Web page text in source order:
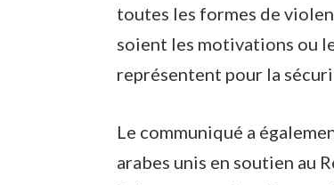
toutes les formes de
soient les motivations ou
représentent pour la
Le communiqué a
arabes unis en soutien au